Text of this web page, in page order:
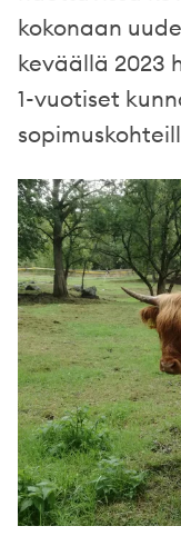
kokonaan
keväällä 2023
1-vuotiset